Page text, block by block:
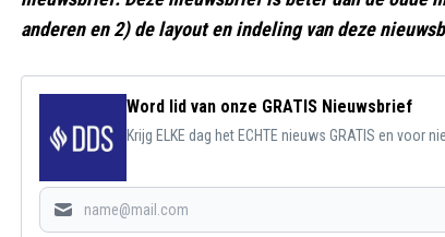
anderen en 2) de layout en indeling van deze
Word lid van onze GRATIS Nieuwsbrief
Krijg ELKE dag het ECHTE nieuws GRATIS en voor